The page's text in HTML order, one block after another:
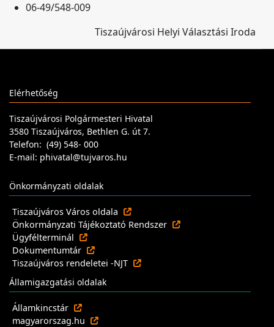
06-49/548-009
Tiszaújvárosi Helyi Választási Iroda
Elérhetőség
Tiszaújvárosi Polgármesteri Hivatal
3580 Tiszaújváros, Bethlen G. út 7.
Telefon: (49) 548- 000
E-mail: phivatal@tujvaros.hu
Önkormányzati oldalak
Tiszaújváros Város oldala
Önkormányzati Tájékoztató Rendszer
Ügyfélterminál
Dokumentumtár
Tiszaújváros rendeletei -NJT
Államigazgatási oldalak
Államkincstár
magyarorszag.hu